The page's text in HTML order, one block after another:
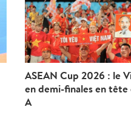
ASEAN Cup 2026 : le
en demi-finales en
A